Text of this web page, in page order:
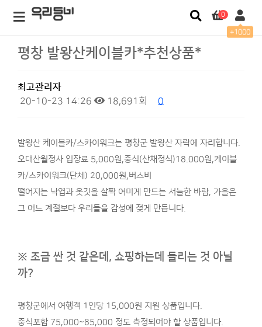
0
+1000
평창 발왕산케이블카*추천상품*
최고관리자
20-10-23 14:26
18,691회 0
발왕산 케이블카/스카이워크는 평창군 발왕산 자락에 자리합니다.
오대산월정사 입장료 5,000원,중식(산채정식)18.000원,케이블
카/스카이워크(단체) 20,000원,버스비
떨어지는 낙엽과 옷깃을 살짝 여미게 만드는 서늘한 바람, 가을은
그 어느 계절보다 우리들을 감성에 젖게 만듭니다.
※ 조금 싼 것 같은데, 쇼핑하는데 들리는 것 아닐
까?
평창군에서 여행객 1인당 15,000원 지원 상품입니다.​
중식포함 75,000~85,000 정도 측정되어야 할 상품입니다.